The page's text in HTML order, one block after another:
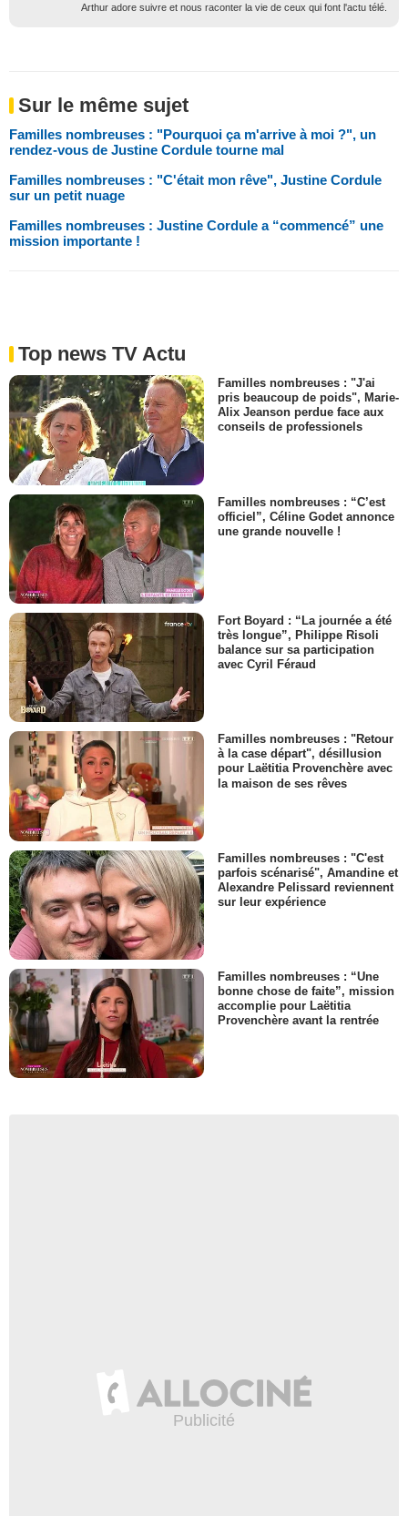
Arthur adore suivre et nous raconter la vie de ceux qui font l'actu télé.
Sur le même sujet
Familles nombreuses : "Pourquoi ça m'arrive à moi ?", un
rendez-vous de Justine Cordule tourne mal
Familles nombreuses : "C'était mon rêve", Justine Cordule
sur un petit nuage
Familles nombreuses : Justine Cordule a “commencé” une
mission importante !
Top news TV Actu
Familles nombreuses : "J'ai
pris beaucoup de poids", Marie-
Alix Jeanson perdue face aux
conseils de professionels
Familles nombreuses : “C’est
officiel”, Céline Godet annonce
une grande nouvelle !
Fort Boyard : “La journée a été
très longue”, Philippe Risoli
balance sur sa participation
avec Cyril Féraud
Familles nombreuses : "Retour
à la case départ", désillusion
pour Laëtitia Provenchère avec
la maison de ses rêves
Familles nombreuses : "C'est
parfois scénarisé", Amandine et
Alexandre Pelissard reviennent
sur leur expérience
Familles nombreuses : “Une
bonne chose de faite”, mission
accomplie pour Laëtitia
Provenchère avant la rentrée